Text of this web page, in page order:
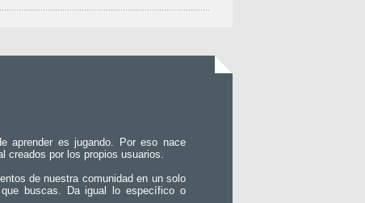
aprender es jugando. Por eso nace
creados por los propios usuarios.
de nuestra comunidad en un solo
buscas. Da igual lo específico o